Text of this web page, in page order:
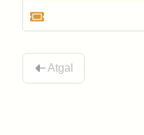
Atgal